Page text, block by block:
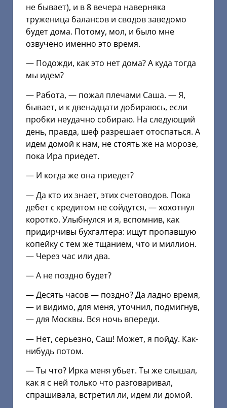
не бывает), и в 8 вечера наверняка
труженица балансов и сводов заведомо
будет дома. Потому, мол, и было мне
озвучено именно это время.
— Подожди, как это нет дома? А куда тогда
мы идем?
— Работа, — пожал плечами Саша. — Я,
бывает, и к двенадцати добираюсь, если
пробки неудачно собираю. На следующий
день, правда, шеф разрешает отоспаться. А
идем домой к нам, не стоять же на морозе,
пока Ира приедет.
— И когда же она приедет?
— Да кто их знает, этих счетоводов. Пока
дебет с кредитом не сойдутся, — хохотнул
коротко. Улыбнулся и я, вспомнив, как
придирчивы бухгалтера: ищут пропавшую
копейку с тем же тщанием, что и миллион.
— Через час или два.
— А не поздно будет?
— Десять часов — поздно? Да ладно время,
— и видимо, для меня, уточнил, подмигнув,
— для Москвы. Вся ночь впереди.
— Нет, серьезно, Саш! Может, я пойду. Как-
нибудь потом.
— Ты что? Ирка меня убьет. Ты же слышал,
как я с ней только что разговаривал,
спрашивала, встретил ли, идем ли домой.